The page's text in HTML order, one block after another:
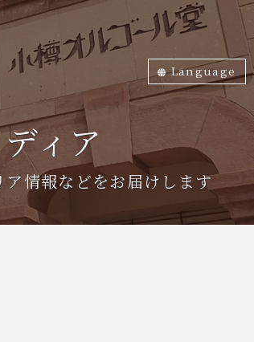
Language
English
한국어
中文繁体
中文簡体
ภาษาไทย
日本語
ィア
情報などをお届けします